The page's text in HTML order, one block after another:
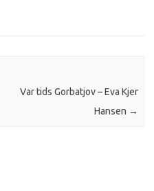
Var tids Gorbatjov – Eva Kjer
Hansen →